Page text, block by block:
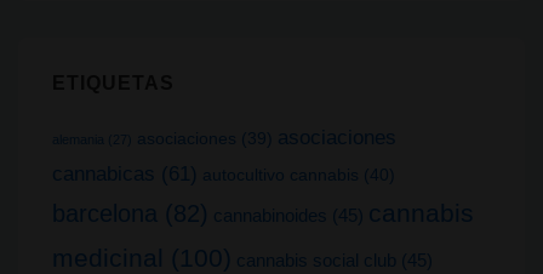
alemania (27) asociaciones (39)
asociaciones
cannabicas (61) autocultivo cannabis (40)
barcelona (82) cannabinoides (45) cannabis
medicinal (100) cannabis social club (45)